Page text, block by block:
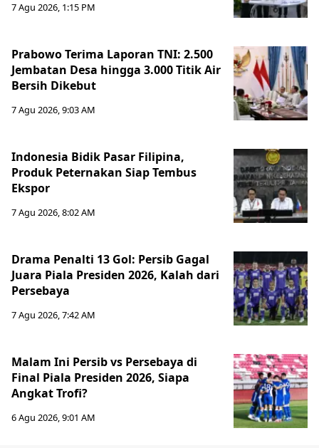
7 Agu 2026, 1:15 PM
Prabowo Terima Laporan TNI: 2.500
Jembatan Desa hingga 3.000 Titik Air
Bersih Dikebut
7 Agu 2026, 9:03 AM
Indonesia Bidik Pasar Filipina,
Produk Peternakan Siap Tembus
Ekspor
7 Agu 2026, 8:02 AM
Drama Penalti 13 Gol: Persib Gagal
Juara Piala Presiden 2026, Kalah dari
Persebaya
7 Agu 2026, 7:42 AM
Malam Ini Persib vs Persebaya di
Final Piala Presiden 2026, Siapa
Angkat Trofi?
6 Agu 2026, 9:01 AM